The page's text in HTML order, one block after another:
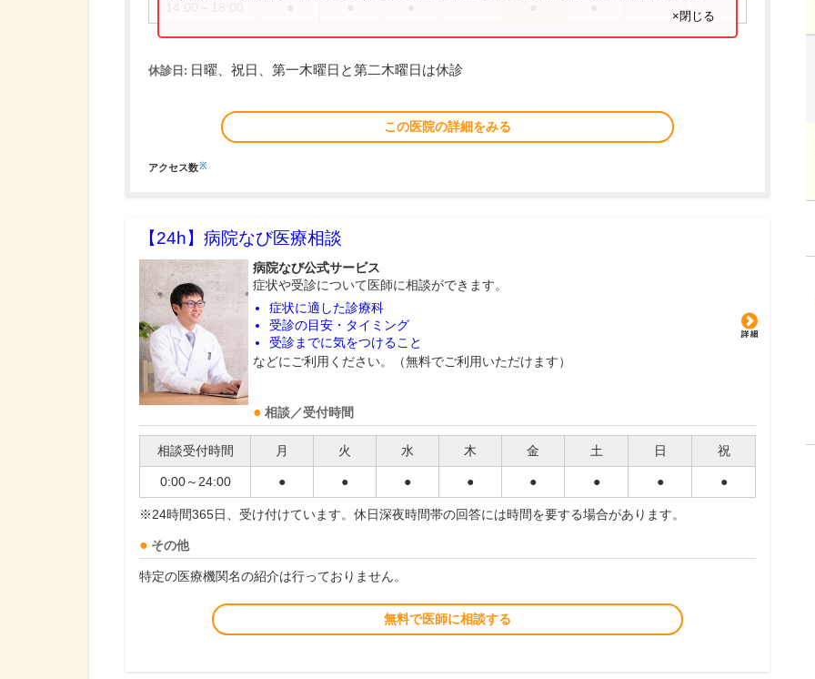
×閉じる
休診日: 日曜、祝日、第一木曜日と第二木曜日は休診
この医院の詳細をみる
アクセス数※
【24h】 病院なび医療相談
病院なび公式サービス
症状や受診について医師に相談ができます。
症状に適した診療科
受診の目安・タイミング
受診までに気をつけること
などにご利用ください。（無料でご利用いただけます）
相談／受付時間
相談受付時間 月 火 水 木 金 土 日 祝
0:00～24:00 ● ● ● ● ● ● ● ●
※24時間365日、受け付けています。休日深夜時間帯の回答には時間を要する場合があります。
その他
特定の医療機関名の紹介は行っておりません。
無料で医師に相談する